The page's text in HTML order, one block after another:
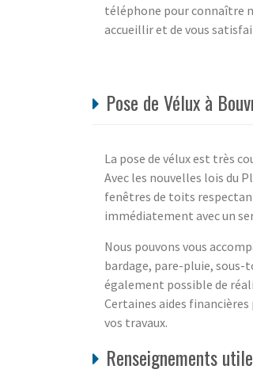
téléphone pour connaître
accueillir et de vous
Pose de Vélux à
La pose de vélux est très
Avec les nouvelles lois du
fenêtres de toits
immédiatement avec un
Nous pouvons vous
bardage, pare-pluie, sous-
également possible de
Certaines aides
vos travaux.
Renseignements